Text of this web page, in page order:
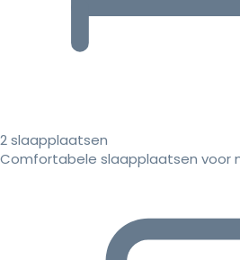
2 slaapplaatsen
Comfortabele slaapplaatsen voor